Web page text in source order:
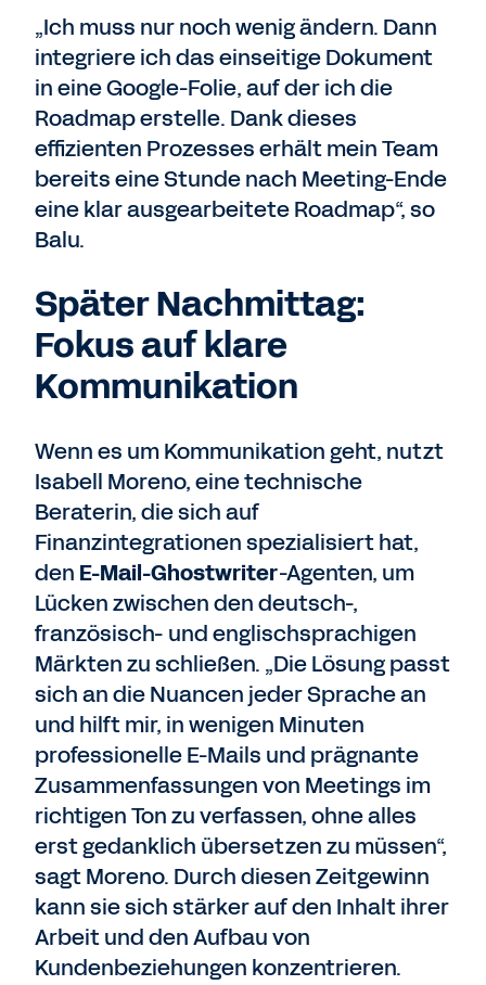
„Ich muss nur noch wenig ändern. Dann
integriere ich das einseitige Dokument
in eine Google-Folie, auf der ich die
Roadmap erstelle. Dank dieses
effizienten Prozesses erhält mein Team
bereits eine Stunde nach Meeting-Ende
eine klar ausgearbeitete Roadmap“, so
Balu.
Später Nachmittag:
Fokus auf klare
Kommunikation
Wenn es um Kommunikation geht, nutzt
Isabell Moreno, eine technische
Beraterin, die sich auf
Finanzintegrationen spezialisiert hat,
den E-Mail-Ghostwriter-Agenten, um
Lücken zwischen den deutsch-,
französisch- und englischsprachigen
Märkten zu schließen. „Die Lösung passt
sich an die Nuancen jeder Sprache an
und hilft mir, in wenigen Minuten
professionelle E-Mails und prägnante
Zusammenfassungen von Meetings im
richtigen Ton zu verfassen, ohne alles
erst gedanklich übersetzen zu müssen“,
sagt Moreno. Durch diesen Zeitgewinn
kann sie sich stärker auf den Inhalt ihrer
Arbeit und den Aufbau von
Kundenbeziehungen konzentrieren.